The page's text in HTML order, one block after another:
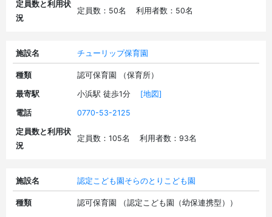
定員数と利用状
況
定員数：50名 利用者数：50名
施設名 チューリップ保育園
種類 認可保育園 （保育所）
最寄駅 小浜駅 徒歩1分 [地図]
電話 0770-53-2125
定員数と利用状
況
定員数：105名 利用者数：93名
施設名 認定こども園そらのとりこども園
種類 認可保育園 （認定こども園（幼保連携型））